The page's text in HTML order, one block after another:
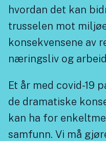
hvordan det kan
trusselen mot
konsekvensene av
næringsliv og
Et år med covid-19
de dramatiske
kan ha for
samfunn. Vi må